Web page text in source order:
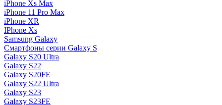
iPhone Xs Max
iPhone 11 Pro Max
iPhone XR
IPhone Xs
Samsung Galaxy
Смартфоны серии Galaxy S
Galaxy S20 Ultra
Galaxy S22
Galaxy S20FE
Galaxy S22 Ultra
Galaxy S23
Galaxy S23FE